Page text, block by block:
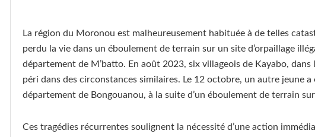
La région du Moronou est malheureusement habituée à de telles
perdu la vie dans un éboulement de terrain sur un site d’orpaillage
département de M’batto. En août 2023, six villageois de Kayabo,
péri dans des circonstances similaires. Le 12 octobre, un autre jeune
département de Bongouanou, à la suite d’un éboulement de terrain
Ces tragédies récurrentes soulignent la nécessité d’une action